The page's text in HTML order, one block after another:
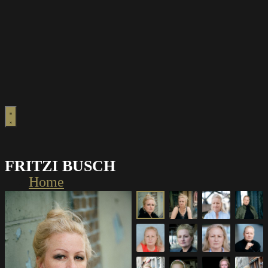
Home
Frauen
FRITZI BUSCH